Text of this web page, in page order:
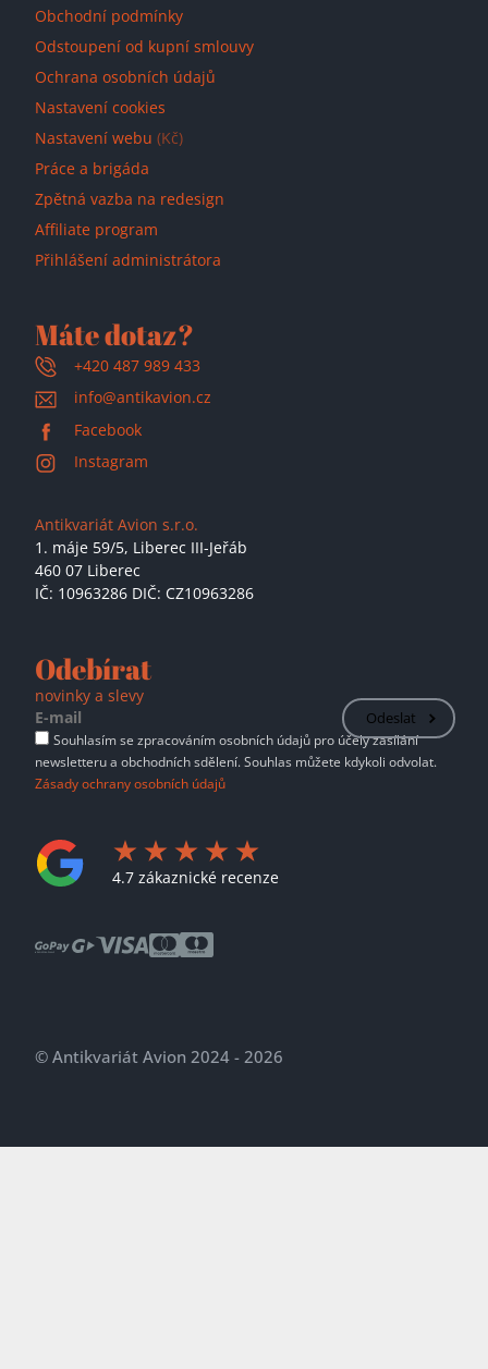
Obchodní podmínky
Odstoupení od kupní smlouvy
Ochrana osobních údajů
Nastavení cookies
Nastavení webu (Kč)
Práce a brigáda
Zpětná vazba na redesign
Affiliate program
Přihlášení administrátora
Máte dotaz?
+420 487 989 433
info@antikavion.cz
Facebook
Instagram
Antikvariát Avion s.r.o.
1. máje 59/5, Liberec III-Jeřáb
460 07 Liberec
IČ: 10963286 DIČ: CZ10963286
Odebírat
novinky a slevy
Odeslat
Souhlasím se zpracováním osobních údajů pro účely zasílání
newsletteru a obchodních sdělení. Souhlas můžete kdykoli odvolat.
Zásady ochrany osobních údajů
4.7 zákaznické recenze
© Antikvariát Avion 2024 - 2026